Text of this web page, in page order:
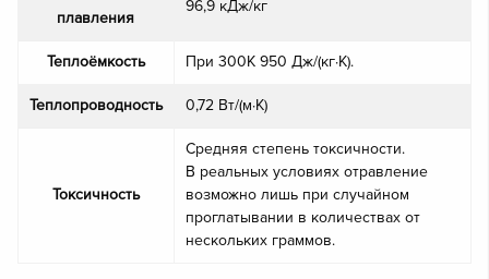
плавления
96,9 кДж/кг
Теплоёмкость При 300K 950 Дж/(кг·К).
Теплопроводность 0,72 Вт/(м·К)
Токсичность
Средняя степень токсичности.
В реальных условиях отравление
возможно лишь при случайном
проглатывании в количествах от
нескольких граммов.